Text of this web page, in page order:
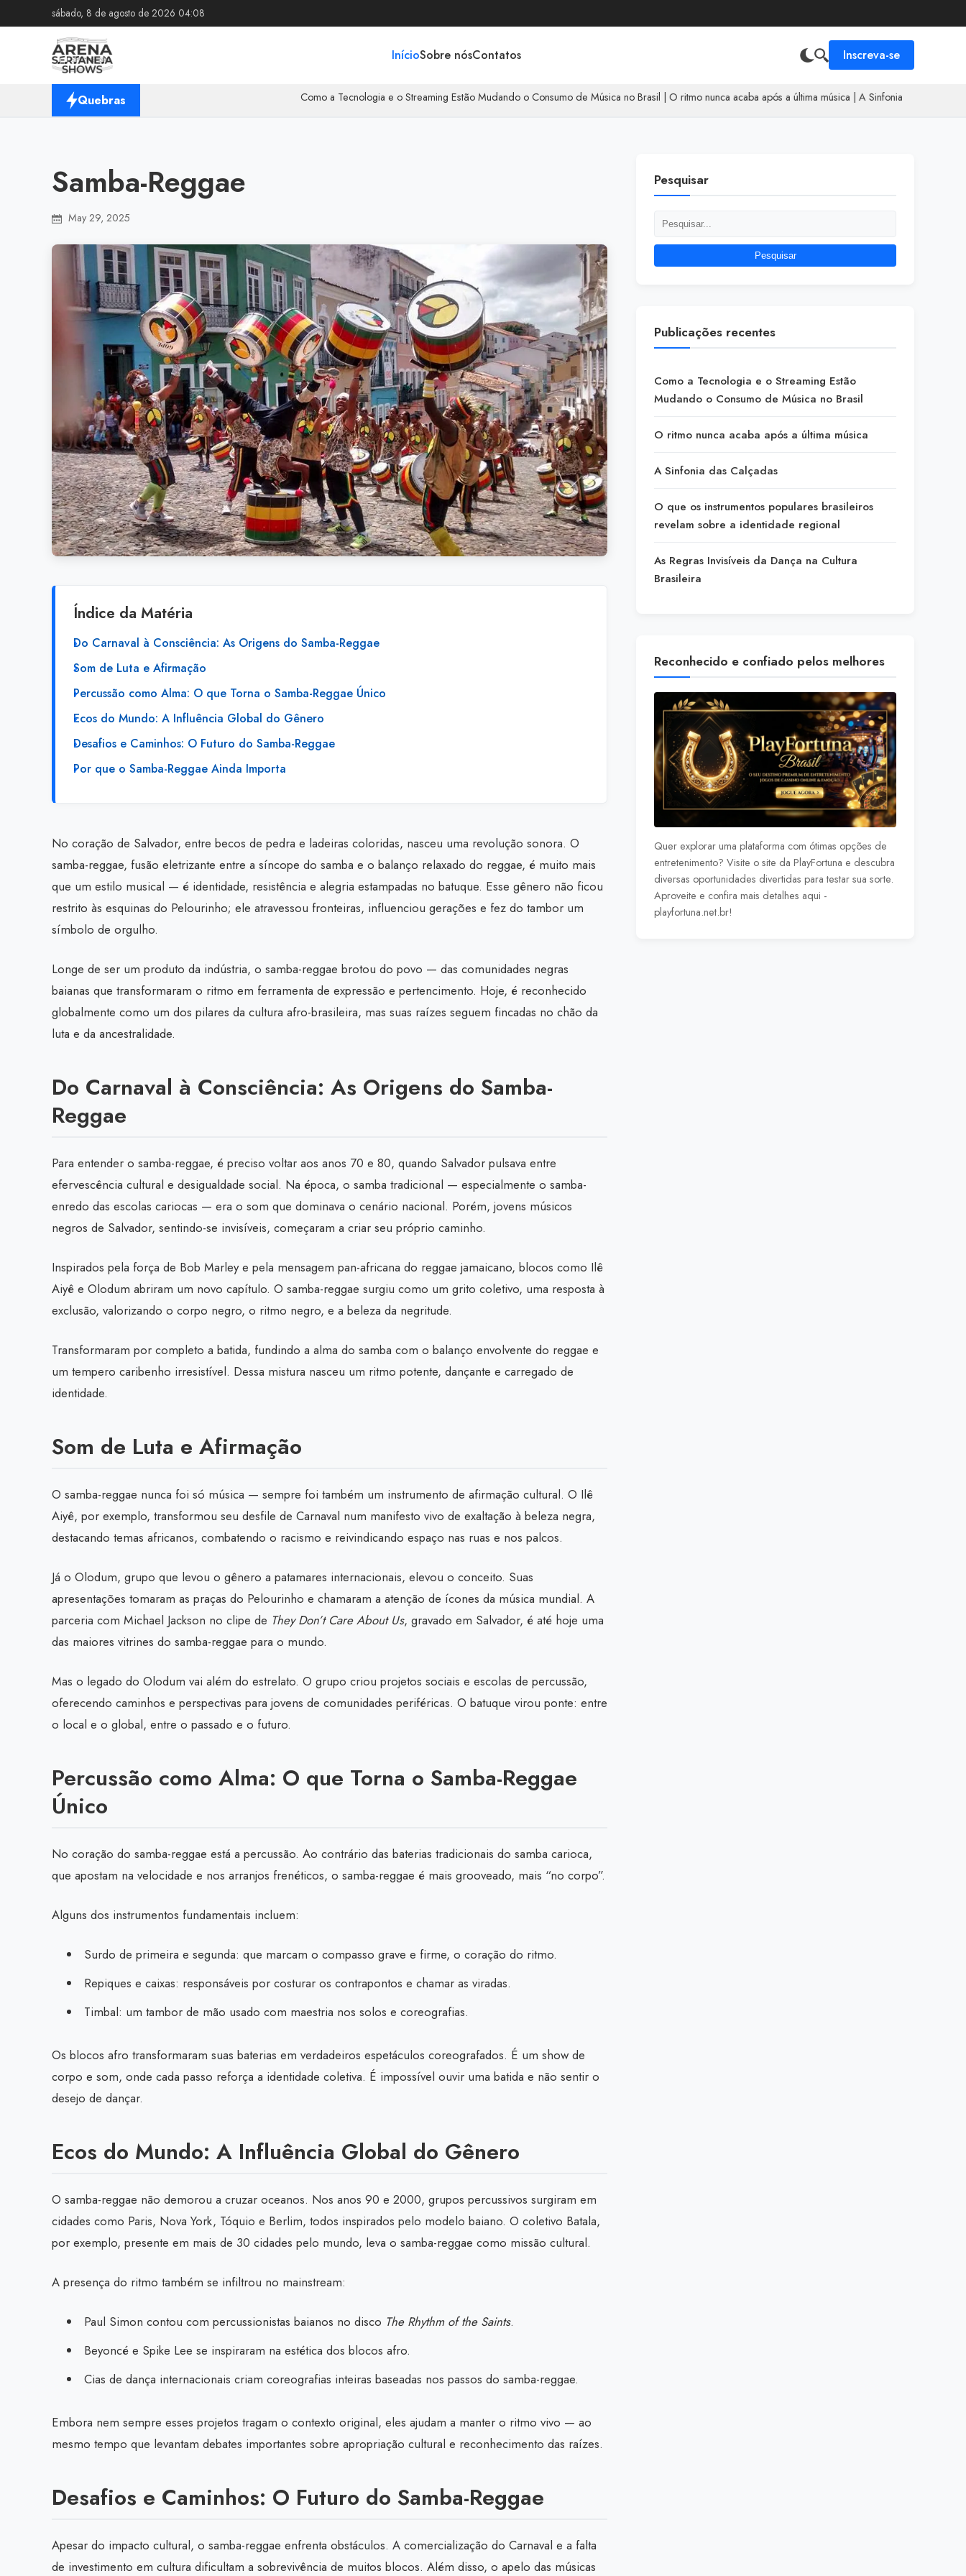
sábado, 8 de agosto de 2026 04:08
InícioSobre nósContatos Inscreva-se
Quebras Como a Tecnologia e o Streaming Estão Mudando o Consumo de Música no Brasil |O ritmo nunca acaba após a última música|A Sinfonia das Calçadas
Samba-Reggae
May 29, 2025
Índice da Matéria
Do Carnaval à Consciência: As Origens do Samba-Reggae
Som de Luta e Afirmação
Percussão como Alma: O que Torna o Samba-Reggae Único
Ecos do Mundo: A Influência Global do Gênero
Desafios e Caminhos: O Futuro do Samba-Reggae
Por que o Samba-Reggae Ainda Importa
No coração de Salvador, entre becos de pedra e ladeiras coloridas, nasceu uma revolução sonora. O
samba-reggae, fusão eletrizante entre a síncope do samba e o balanço relaxado do reggae, é muito mais
que um estilo musical — é identidade, resistência e alegria estampadas no batuque. Esse gênero não ficou
restrito às esquinas do Pelourinho; ele atravessou fronteiras, influenciou gerações e fez do tambor um
símbolo de orgulho.
Longe de ser um produto da indústria, o samba-reggae brotou do povo — das comunidades negras
baianas que transformaram o ritmo em ferramenta de expressão e pertencimento. Hoje, é reconhecido
globalmente como um dos pilares da cultura afro-brasileira, mas suas raízes seguem fincadas no chão da
luta e da ancestralidade.
Do Carnaval à Consciência: As Origens do Samba-
Reggae
Para entender o samba-reggae, é preciso voltar aos anos 70 e 80, quando Salvador pulsava entre
efervescência cultural e desigualdade social. Na época, o samba tradicional — especialmente o samba-
enredo das escolas cariocas — era o som que dominava o cenário nacional. Porém, jovens músicos
negros de Salvador, sentindo-se invisíveis, começaram a criar seu próprio caminho.
Inspirados pela força de Bob Marley e pela mensagem pan-africana do reggae jamaicano, blocos como Ilê
Aiyê e Olodum abriram um novo capítulo. O samba-reggae surgiu como um grito coletivo, uma resposta à
exclusão, valorizando o corpo negro, o ritmo negro, e a beleza da negritude.
Transformaram por completo a batida, fundindo a alma do samba com o balanço envolvente do reggae e
um tempero caribenho irresistível. Dessa mistura nasceu um ritmo potente, dançante e carregado de
identidade.
Som de Luta e Afirmação
O samba-reggae nunca foi só música — sempre foi também um instrumento de afirmação cultural. O Ilê
Aiyê, por exemplo, transformou seu desfile de Carnaval num manifesto vivo de exaltação à beleza negra,
destacando temas africanos, combatendo o racismo e reivindicando espaço nas ruas e nos palcos.
Já o Olodum, grupo que levou o gênero a patamares internacionais, elevou o conceito. Suas
apresentações tomaram as praças do Pelourinho e chamaram a atenção de ícones da música mundial. A
parceria com Michael Jackson no clipe de They Don’t Care About Us, gravado em Salvador, é até hoje uma
das maiores vitrines do samba-reggae para o mundo.
Mas o legado do Olodum vai além do estrelato. O grupo criou projetos sociais e escolas de percussão,
oferecendo caminhos e perspectivas para jovens de comunidades periféricas. O batuque virou ponte: entre
o local e o global, entre o passado e o futuro.
Percussão como Alma: O que Torna o Samba-Reggae
Único
No coração do samba-reggae está a percussão. Ao contrário das baterias tradicionais do samba carioca,
que apostam na velocidade e nos arranjos frenéticos, o samba-reggae é mais grooveado, mais “no corpo”.
Alguns dos instrumentos fundamentais incluem:
Surdo de primeira e segunda: que marcam o compasso grave e firme, o coração do ritmo.
Repiques e caixas: responsáveis por costurar os contrapontos e chamar as viradas.
Timbal: um tambor de mão usado com maestria nos solos e coreografias.
Os blocos afro transformaram suas baterias em verdadeiros espetáculos coreografados. É um show de
corpo e som, onde cada passo reforça a identidade coletiva. É impossível ouvir uma batida e não sentir o
desejo de dançar.
Ecos do Mundo: A Influência Global do Gênero
O samba-reggae não demorou a cruzar oceanos. Nos anos 90 e 2000, grupos percussivos surgiram em
cidades como Paris, Nova York, Tóquio e Berlim, todos inspirados pelo modelo baiano. O coletivo Batala,
por exemplo, presente em mais de 30 cidades pelo mundo, leva o samba-reggae como missão cultural.
A presença do ritmo também se infiltrou no mainstream:
Paul Simon contou com percussionistas baianos no disco The Rhythm of the Saints.
Beyoncé e Spike Lee se inspiraram na estética dos blocos afro.
Cias de dança internacionais criam coreografias inteiras baseadas nos passos do samba-reggae.
Embora nem sempre esses projetos tragam o contexto original, eles ajudam a manter o ritmo vivo — ao
mesmo tempo que levantam debates importantes sobre apropriação cultural e reconhecimento das raízes.
Desafios e Caminhos: O Futuro do Samba-Reggae
Apesar do impacto cultural, o samba-reggae enfrenta obstáculos. A comercialização do Carnaval e a falta
de investimento em cultura dificultam a sobrevivência de muitos blocos. Além disso, o apelo das músicas
Pesquisar
Pesquisar
Publicações recentes
Como a Tecnologia e o Streaming Estão
Mudando o Consumo de Música no Brasil
O ritmo nunca acaba após a última música
A Sinfonia das Calçadas
O que os instrumentos populares brasileiros
revelam sobre a identidade regional
As Regras Invisíveis da Dança na Cultura
Brasileira
Reconhecido e confiado pelos melhores
Quer explorar uma plataforma com ótimas opções de
entretenimento? Visite o site da PlayFortuna e descubra
diversas oportunidades divertidas para testar sua sorte.
Aproveite e confira mais detalhes aqui -
playfortuna.net.br!